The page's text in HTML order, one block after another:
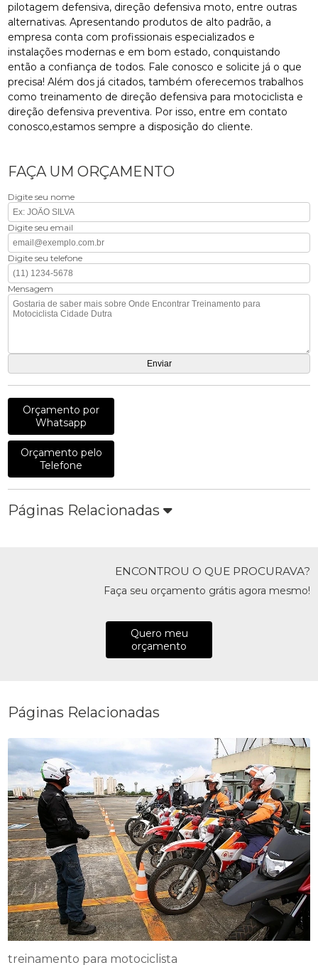
pilotagem defensiva, direção defensiva moto, entre outras
alternativas. Apresentando produtos de alto padrão, a
empresa conta com profissionais especializados e
instalações modernas e em bom estado, conquistando
então a confiança de todos. Fale conosco e solicite já o que
precisa! Além dos já citados, também oferecemos trabalhos
como treinamento de direção defensiva para motociclista e
direção defensiva preventiva. Por isso, entre em contato
conosco,estamos sempre a disposição do cliente.
FAÇA UM ORÇAMENTO
Digite seu nome
Digite seu email
Digite seu telefone
Mensagem
Orçamento por
Whatsapp
Orçamento pelo
Telefone
Páginas Relacionadas
ENCONTROU O QUE PROCURAVA?
Faça seu orçamento grátis agora mesmo!
Quero meu
orçamento
Páginas Relacionadas
treinamento para motociclista